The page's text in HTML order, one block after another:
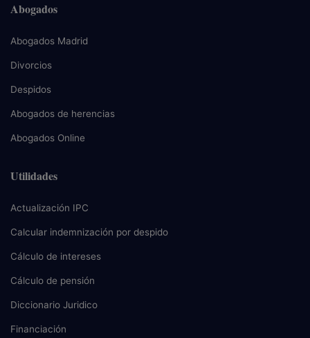
Abogados
Abogados Madrid
Divorcios
Despidos
Abogados de herencias
Abogados Online
Utilidades
Actualización IPC
Calcular indemnización por despido
Cálculo de intereses
Cálculo de pensión
Diccionario Juridico
Financiación